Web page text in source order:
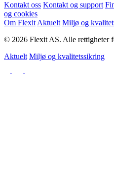
Kontakt oss Kontakt og support
og cookies
Om Flexit Aktuelt Miljø og
© 2026 Flexit AS. Alle rettigheter
Aktuelt Miljø og kvalitetssikring